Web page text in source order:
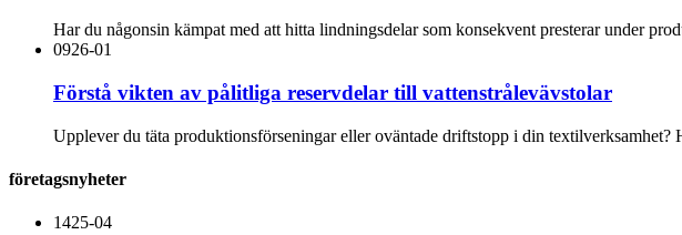
Har du någonsin kämpat med att hitta lindningsdelar som konsekvent presterar under
0926-01
Förstå vikten av pålitliga reservdelar till vattenstrålevävstolar
Upplever du täta produktionsförseningar eller oväntade driftstopp i din
företagsnyheter
1425-04